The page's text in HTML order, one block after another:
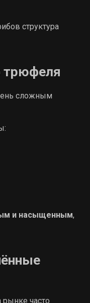
структура
трюфеля
сложным
и насыщенным,
часто